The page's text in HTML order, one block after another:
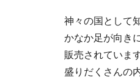
神々の国として
かなか足が向き
販売されていま
盛りだくさんの